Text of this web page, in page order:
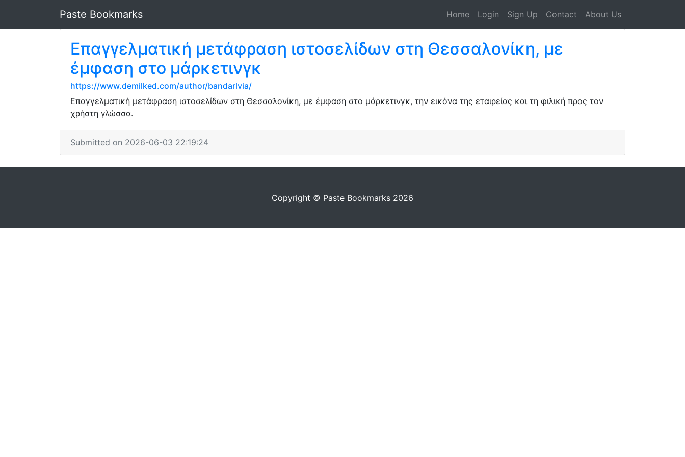
Paste Bookmarks Home Login Sign Up Contact About Us
Επαγγελματική μετάφραση ιστοσελίδων στη Θεσσαλονίκη, με
έμφαση στο μάρκετινγκ
https://www.demilked.com/author/bandarlvia/
Επαγγελματική μετάφραση ιστοσελίδων στη Θεσσαλονίκη, με έμφαση στο μάρκετινγκ, την εικόνα της εταιρείας και τη φιλική προς τον
χρήστη γλώσσα.
Submitted on 2026-06-03 22:19:24
Copyright © Paste Bookmarks 2026